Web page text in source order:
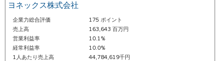
ヨネックス株式会社
企業力総合評価
175 ポイント
売上高
163,643 百万円
営業利益率
10.1%
経常利益率
10.0%
1人あたり売上高
44,784,619千円